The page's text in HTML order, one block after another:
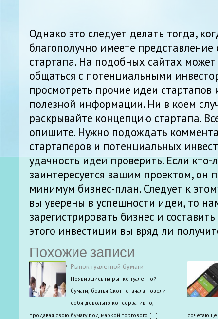
Однако это следует делать тогда,
благополучно имеете
стартапа. На подобных сайтах
общаться с потенциальными
просмотреть прочие идеи стартапов
полезной информации. Ни в коем
раскрывайте концепцию стартапа.
опишите. Нужно подождать
стартаперов и потенциальных
удачность идеи проверить. Если кто-
заинтересуется вашим проектом, он
минимум бизнес-план. Следует к
вы уверены в успешности идеи, то
зарегистрировать бизнес и
этого инвестиции вы вряд ли
Похожие записи
Рынок туалетной бумаги
Появившись на рынке туалетной
бумаги, братья Скотт сначала повели
себя довольно консервативно,
продавая свою бумагу под маркой торгового […]